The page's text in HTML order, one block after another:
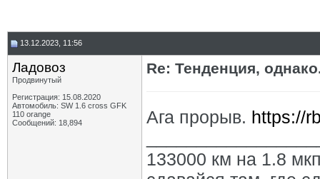
13.12.2023, 11:56
Ладовоз
Продвинутый
Регистрация: 15.08.2020
Автомобиль: SW 1.6 cross GFK
110 orange
Сообщений: 18,894
Re: Тенденция,
Ага прорыв. https://
133000 км на 1.8